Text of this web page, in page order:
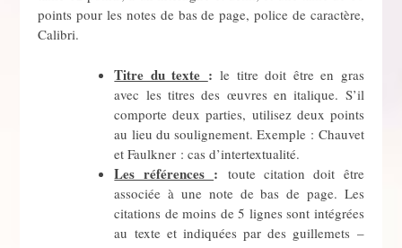
points pour les notes de bas de page, police de caractère,
Calibri.
Titre du texte : le titre doit être en gras
avec les titres des œuvres en italique. S’il
comporte deux parties, utilisez deux points
au lieu du soulignement. Exemple : Chauvet
et Faulkner : cas d’intertextualité.
Les références : toute citation doit être
associée à une note de bas de page. Les
citations de moins de 5 lignes sont intégrées
au texte et indiquées par des guillemets –